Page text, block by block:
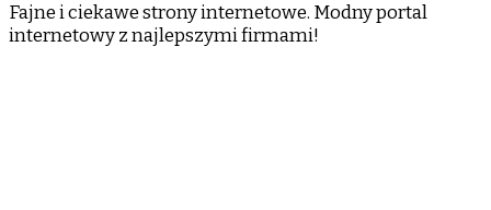
Fajne i ciekawe strony internetowe. Modny portal
internetowy z najlepszymi firmami!